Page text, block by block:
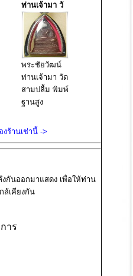
ท่านเจ้ามา วั
พระชัยวัฒน์
ท่านเจ้ามา วัด
สามปลื้ม พิมพ์
ฐานสูง
ร้านเช่านี้ ->
งกันออกมาแสดง เพื่อให้ท่าน
ล้เคียงกัน
าร